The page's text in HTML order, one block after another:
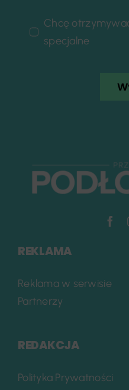
Chcę
specjalne
REKLAMA
Reklama w serwisie
Partnerzy
REDAKCJA
Polityka Prywatności